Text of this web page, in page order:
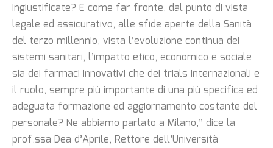
ingiustificate? E come far fronte, dal punto di vista
legale ed assicurativo, alle sfide aperte della Sanità
del terzo millennio, vista l’evoluzione continua dei
sistemi sanitari, l’impatto etico, economico e sociale
sia dei farmaci innovativi che dei trials internazionali e
il ruolo, sempre più importante di una più specifica ed
adeguata formazione ed aggiornamento costante del
personale? Ne abbiamo parlato a Milano,” dice la
prof.ssa Dea d’Aprile, Rettore dell’Università